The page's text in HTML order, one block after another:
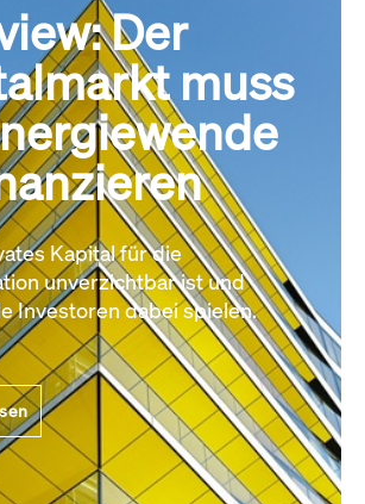
Der
muss
Kapital für die
unverzichtbar ist und
Investoren dabei spielen.